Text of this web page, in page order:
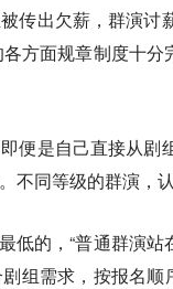
传出欠薪，群演讨
方面规章制度十
便是自己直接从
不同等级的群演，
低的 ，“普通群演
组需求，按报名